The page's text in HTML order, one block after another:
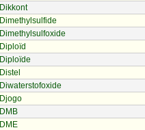
Dikkont
Dimethylsulfide
Dimethylsulfoxide
Diploïd
Diploïde
Distel
Diwaterstofoxide
Djogo
DMB
DME